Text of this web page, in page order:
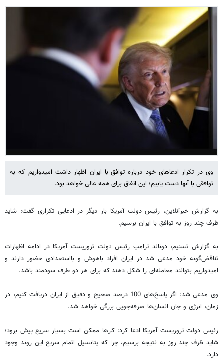
وی در تکرار ادعاهای خود درباره توافق با ایران اظهار داشت امیدواریم که به
توافقی با آنها دست یابیم؛ این اتفاق برای همه عالی خواهد بود.
به گزارش خبرآنلاین، رئیس دولت آمریکا بار دیگر در ادعایی تکراری گفت: شاید
ظرف چند روز به توافق با ایران برسیم.
به گزارش تسنیم، دونالد ترامپ رئیس دولت تروریست آمریکا در ادامه اظهارات
تناقض‌گونه خود مدعی شد در ایران افراد باهوش و بااستعدادی حضور دارند و
امیدواریم بتوانند معامله‌ای را شکل دهند که برای هر دو طرف سودمند باشد.
وی مدعی شد: اگر پاسخ‌های 100 درصد صحیح و دقیق از ایران دریافت کنیم، در
زمان، انرژی و جان انسان‌ها صرفه‌جویی بزرگی خواهد شد.
رئیس دولت تروریست آمریکا ادعا کرد: کارها ممکن است بسیار سریع پیش برود؛
شاید ظرف چند روز به نتیجه برسیم، چرا که پتانسیل اتمام سریع این روند وجود
دارد.